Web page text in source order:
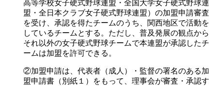
高等学校女子硬式野球連盟・全国大学女子硬式野球連
盟・全日本クラブ女子硬式野球連盟）の加盟申請審査
を受け、承認を得たチームのうち、関西地区で活動を
しているチームとする。ただし、普及発展の観点から
それ以外の女子硬式野球チームで本連盟が承認したチ
ームは加盟を許可できる。
②加盟申請は、代表者（成人）・監督の署名のある加
盟申請書（別紙１）をもって、理事会が審査・承認す